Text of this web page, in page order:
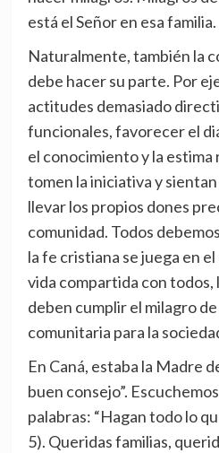
está el Señor en esa familia.
Naturalmente, también la
debe hacer su parte. Por
actitudes demasiado
funcionales, favorecer el
el conocimiento y la estima
tomen la iniciativa y
llevar los propios dones
comunidad. Todos
la fe cristiana se juega en
vida compartida con todos,
deben cumplir el milagro de
comunitaria para la
En Caná, estaba la Madre
buen consejo”.
palabras: “Hagan todo lo
5). Queridas familias,